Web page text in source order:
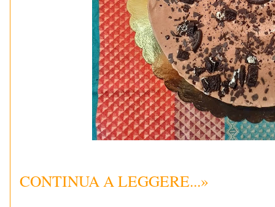
CONTINUA A LEGGERE...»